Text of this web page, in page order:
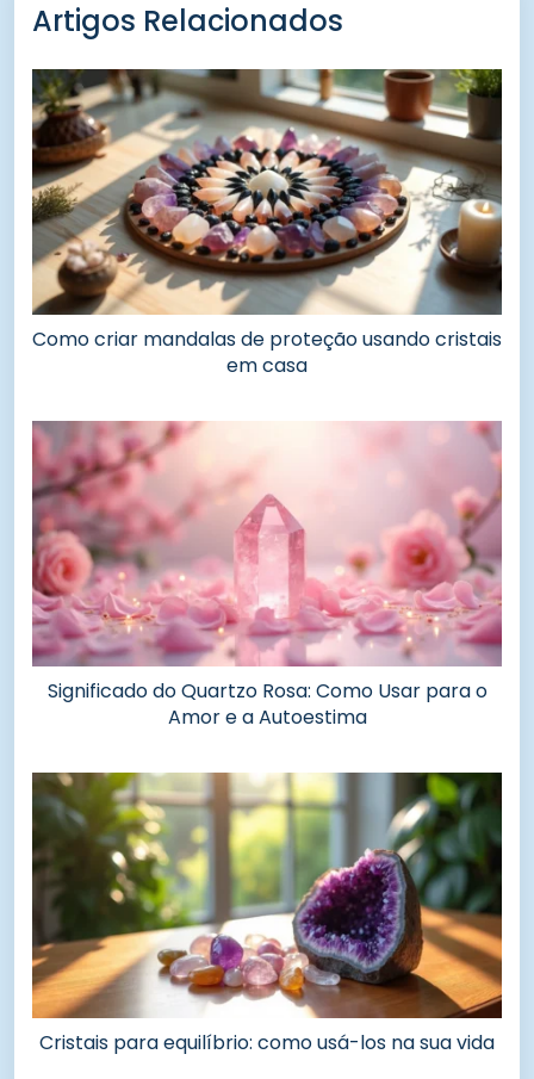
Artigos Relacionados
Como criar mandalas de proteção usando cristais
em casa
Significado do Quartzo Rosa: Como Usar para o
Amor e a Autoestima
Cristais para equilíbrio: como usá-los na sua vida